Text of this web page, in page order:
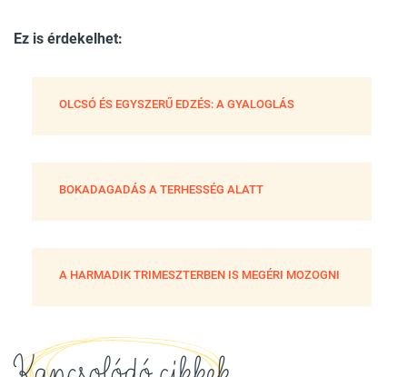
Ez is érdekelhet:
OLCSÓ ÉS EGYSZERŰ EDZÉS: A GYALOGLÁS
BOKADAGADÁS A TERHESSÉG ALATT
A HARMADIK TRIMESZTERBEN IS MEGÉRI MOZOGNI